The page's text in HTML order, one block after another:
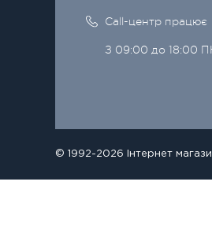
Call-центр працює
З 09:00 до 18:00
© 1992-2026 Інтернет